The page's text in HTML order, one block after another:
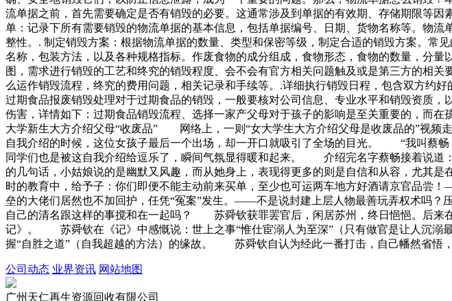
流单据之前，首先需要确定是否有销毁的必要。这通常涉及到单据的有效期、存储期限等
单：记录下所有需要销毁的物流单据的基本信息，包括单据编号、日期、货物名称等。物
整性。. 制定销毁方案：根据物流单据的数量、类型和保密等级，制定合适的销毁方案。常
名称，包装方法，以及各种规格指标。作废食物的成分组成，食物形态，食物的数量，分
图，需求进行销毁的工艺和终究的销毁程度、会不会有官方相关问题触及或是第三方的相
么运作销毁流程，终究的费用问题，相关记录和手续等。.详细执行销毁日程，包含双方约
过期食品报废销毁处理对于过期食品的销毁，一般要核对公司信息、专业水平和销毁资质
伤害，详情如下：过期食品销毁流程、选择一家产父母对于孩子的影响是至关重要的，
大学新生大方介绍父母“收废品” 网络上，一则“女大学生大方介绍父母是收废品的”视
自我介绍的时候，这位女孩子最后一个出场，却一开口就吸引了全场的目光。 “我叫蔡畅
同学们也是被这自我介绍给逗乐了，瞬间气氛显得暖和起来。 介绍完名字蔡畅接着说
的几句话，小姑娘说的是幽默又风趣，而从她身上，表现得更多的则是自信和从容，尤
时的教育中，给予子：你们即便不能主动前来买单，至少也可运两车地方好酒请京官品
垒的大佬们居然也不加回护，任凭“冤案”发生。——不是说封建上层人物最善玩弄权术吗？
自己的清名跟这样的事搅和在一起吗？ 苏舜钦获罪罢官后，闲居苏州，终日悒悒。后来
记》。 苏舜钦在《记》中感慨说：世上之事“惟仕宦溺人为至深”（只有做官是让人沉溺
握“自胜之道”（自我超越的方法）的缘故。 苏舜钦自认为经此一番打击，自己幡然省悟
公司动态 业界资讯 网站地图
广州天仁再生资源回收有限公司